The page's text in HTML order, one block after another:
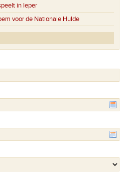
in Ieper
voor de Nationale Hulde